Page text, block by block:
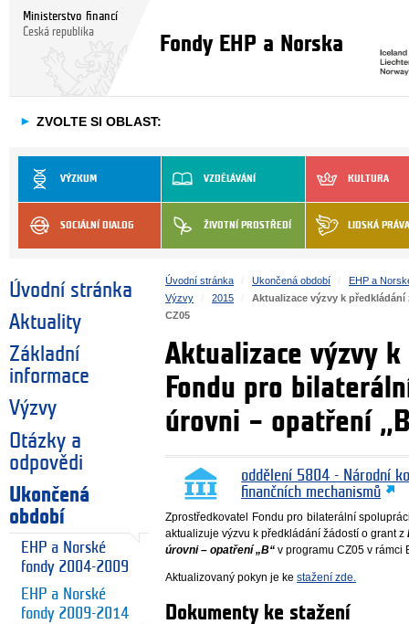
Ministerstvo financí
Česká republika
Fondy EHP a Norska
► ZVOLTE SI OBLAST:
VÝZKUM VZDĚLÁVÁNÍ KULTURA
SOCIÁLNÍ DIALOG ŽIVOTNÍ PROSTŘEDÍ LIDSKÁ PRÁVA
Úvodní stránka
Aktuality
Základní
informace
Výzvy
Otázky a
odpovědi
Ukončená
období
EHP a Norské
fondy 2004-2009
EHP a Norské
fondy 2009-2014
Úvodní stránka Ukončená období
EHP a
Výzvy
2015
Aktualizace výzvy k
CZ05
Aktualizace výzvy
Fondu pro
úrovni – opatření
oddělení 5804 - Národní
finančních mechanismů
Zprostředkovatel Fondu pro bilaterální
aktualizuje výzvu k předkládání žádostí o grant z
úrovni – opatření „B“ v programu CZ05 v rámci
Aktualizovaný pokyn je kestažení zde.
Dokumenty ke stažení